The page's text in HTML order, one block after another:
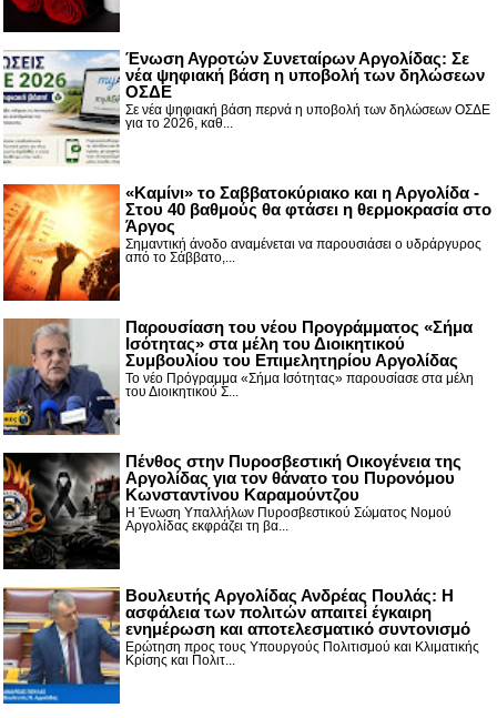
Ένωση Αγροτών Συνεταίρων Αργολίδας: Σε
νέα ψηφιακή βάση η υποβολή των δηλώσεων
ΟΣΔΕ
Σε νέα ψηφιακή βάση περνά η υποβολή των δηλώσεων ΟΣΔΕ
για το 2026, καθ...
«Καμίνι» το Σαββατοκύριακο και η Αργολίδα -
Στου 40 βαθμούς θα φτάσει η θερμοκρασία στο
Άργος
Σημαντική άνοδο αναμένεται να παρουσιάσει ο υδράργυρος
από το Σάββατο,...
Παρουσίαση του νέου Προγράμματος «Σήμα
Ισότητας» στα μέλη του Διοικητικού
Συμβουλίου του Επιμελητηρίου Αργολίδας
Το νέο Πρόγραμμα «Σήμα Ισότητας» παρουσίασε στα μέλη
του Διοικητικού Σ...
Πένθος στην Πυροσβεστική Οικογένεια της
Αργολίδας για τον θάνατο του Πυρονόμου
Κωνσταντίνου Καραμούντζου
Η Ένωση Υπαλλήλων Πυροσβεστικού Σώματος Νομού
Αργολίδας εκφράζει τη βα...
Βουλευτής Αργολίδας Ανδρέας Πουλάς: Η
ασφάλεια των πολιτών απαιτεί έγκαιρη
ενημέρωση και αποτελεσματικό συντονισμό
Ερώτηση προς τους Υπουργούς Πολιτισμού και Κλιματικής
Κρίσης και Πολιτ...